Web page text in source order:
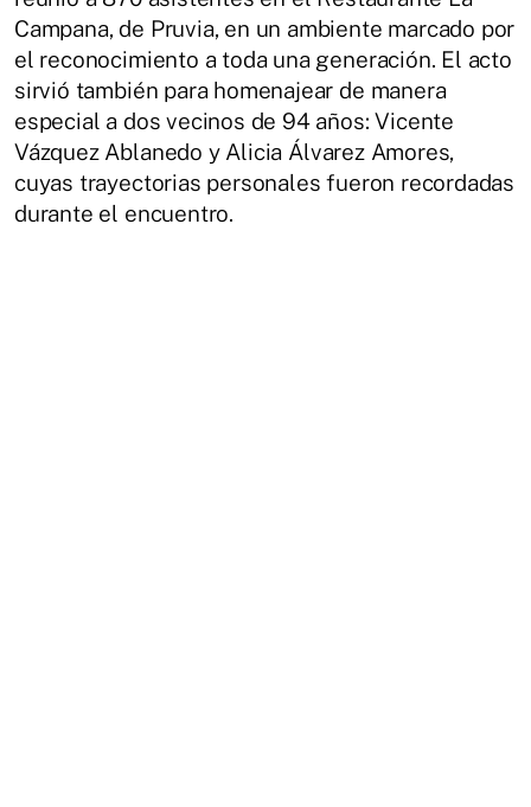
Campana, de Pruvia, en un ambiente marcado por
el reconocimiento a toda una generación. El acto
sirvió también para homenajear de manera
especial a dos vecinos de 94 años:Vicente
Vázquez Ablanedo y Alicia Álvarez Amores,
cuyas trayectorias personales fueron recordadas
durante el encuentro.